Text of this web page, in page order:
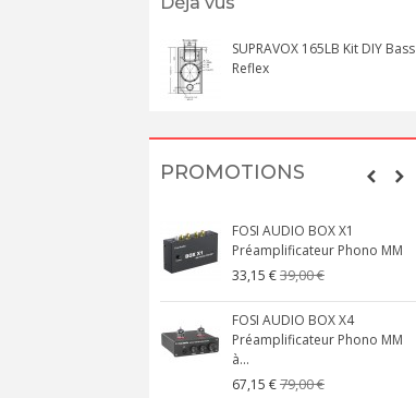
SUPRAVOX 165LB Kit DIY Bass
Reflex
PROMOTIONS
FOSI AUDIO BOX X1
Préamplificateur Phono MM
33,15 €39,00 €
FOSI AUDIO BOX X4
Préamplificateur Phono MM
à...
67,15 €79,00 €